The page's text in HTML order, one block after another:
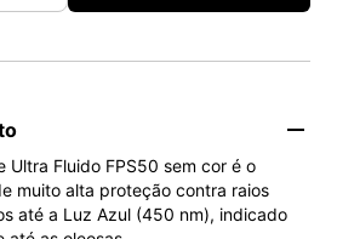
Ultra Fluido FPS50 sem cor é o
muito alta proteção contra raios
até a Luz Azul (450 nm), indicado